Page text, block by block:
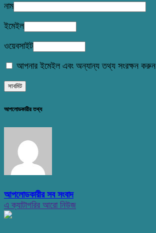
নাম
ইমেইল
ওয়েবসাইট
আপনার ইমেইল এবং অন্যান্য তথ্য সংরক্ষন করুন
আপলোডকারীর তথ্য
আপলোডকারীর সব সংবাদ
এ ক্যাটাগরির আরো নিউজ